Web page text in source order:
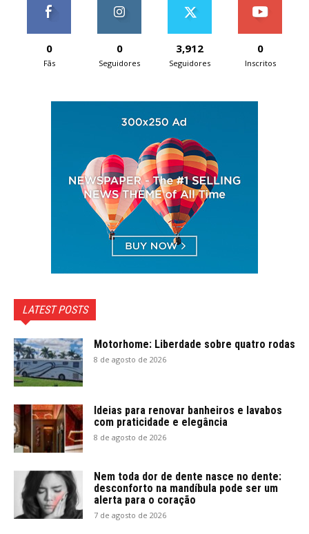
0
Fãs
0
Seguidores
3,912
Seguidores
0
Inscritos
LATEST POSTS
Motorhome: Liberdade sobre quatro rodas
8 de agosto de 2026
Ideias para renovar banheiros e lavabos
com praticidade e elegância
8 de agosto de 2026
Nem toda dor de dente nasce no dente:
desconforto na mandíbula pode ser um
alerta para o coração
7 de agosto de 2026